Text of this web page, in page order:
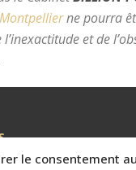
le consentement
ne pourra
et de